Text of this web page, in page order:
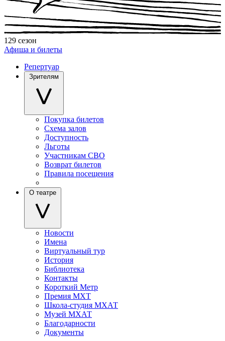
129 сезон
Афиша и билеты
Репертуар
Зрителям
Покупка билетов
Схема залов
Доступность
Льготы
Участникам СВО
Возврат билетов
Правила посещения
О театре
Новости
Имена
Виртуальный тур
История
Библиотека
Контакты
Короткий Метр
Премия МХТ
Школа-студия МХАТ
Музей МХАТ
Благодарности
Документы